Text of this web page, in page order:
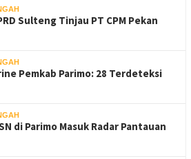
Sulteng Tinjau PT CPM Pekan
Pemkab Parimo: 28 Terdeteksi
di Parimo Masuk Radar Pantauan